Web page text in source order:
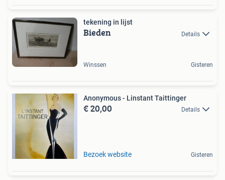
tekening in lijst
Bieden Details
Winssen Gisteren
Anonymous - Linstant Taittinger
€ 20,00 Details
Bezoek website Gisteren